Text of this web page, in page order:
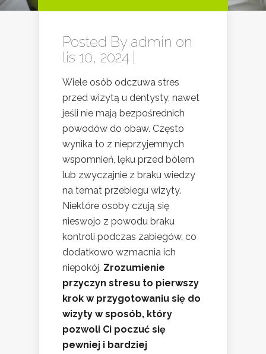
Posted By admin on
lis 10, 2024 |
Wiele osób odczuwa stres
przed wizytą u dentysty, nawet
jeśli nie mają bezpośrednich
powodów do obaw. Często
wynika to z nieprzyjemnych
wspomnień, lęku przed bólem
lub zwyczajnie z braku wiedzy
na temat przebiegu wizyty.
Niektóre osoby czują się
nieswojo z powodu braku
kontroli podczas zabiegów, co
dodatkowo wzmacnia ich
niepokój. Zrozumienie
przyczyn stresu to pierwszy
krok w przygotowaniu się do
wizyty w sposób, który
pozwoli Ci poczuć się
pewniej i bardziej